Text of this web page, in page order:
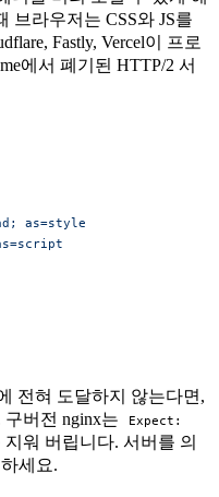
브라우저는 CSS와 JS를
Fastly, Vercel이 프로
에서 폐기된 HTTP/2 서
as=style
전혀 도달하지 않는다면,
버전 nginx는
Expect:
지워 버립니다. 서버를 의
세요.